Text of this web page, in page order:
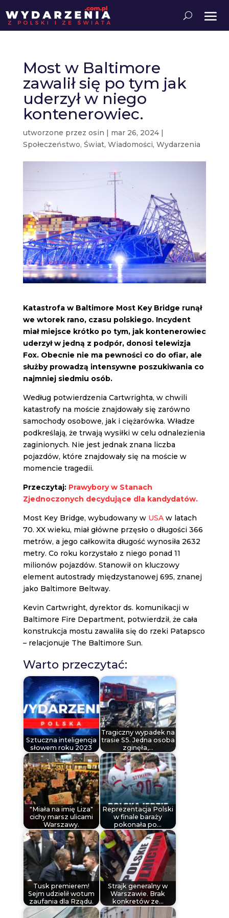
Most w Baltimore
zawalił się po tym jak
uderzył w niego
kontenerowiec.
utworzone przez osin | mar 26, 2024|
Społeczeństwo, Świat, Wiadomości, Wydarzenia
Katastrofa w Baltimore Most Key Bridge runął
we wtorek rano, czasu polskiego. Incydent
miał miejsce krótko po tym, jak kontenerowiec
uderzył w jedną z podpór, donosi telewizja
Fox. Obecnie nie ma pewności co do ofiar, ale
służby prowadzą intensywne poszukiwania co
najmniej siedmiu osób.
Według potwierdzenia Cartwrighta, w chwili
katastrofy na moście znajdowały się zarówno
samochody osobowe, jak i ciężarówka. Władze
podkreślają, że trwają wysiłki w celu odnalezienia
zaginionych. Nie jest jednak znana liczba
pojazdów, które znajdowały się na moście w
momencie tragedii.
Przeczytaj: Prawybory w Stanach
Zjednoczonych decydujące dla kandydatów.
Most Key Bridge, wybudowany w USAw latach
70. XX wieku, miał główne przęsło o długości 366
metrów, a jego całkowita długość wynosiła 2632
metry. Co roku korzystało z niego ponad 11
milionów pojazdów. Stanowił on kluczowy
element autostrady międzystanowej 695, znanej
jako Baltimore Beltway.
Kevin Cartwright, dyrektor ds. komunikacji w
Baltimore Fire Department, potwierdził, że cała
konstrukcja mostu zawaliła się do rzeki Patapsco
– relacjonuje The Baltimore Sun.
Warto przeczytać:
Sztuczna inteligencja
słowem roku 2023
Tragiczny wypadek na
trasie S5. Jedna osoba
zginęła,…
"Miała na imię Liza"
cichy marsz ulicami
Warszawy.
Reprezentacja Polski
w finale baraży
pokonała po…
Tusk premierem!
Sejm udzielił wotum
zaufania dla Rządu.
Strajk generalny w
Warszawie. Brak
konkretów ze…